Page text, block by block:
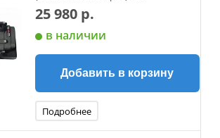
25 980 р.
в наличии
Добавить в корзину
Подробнее